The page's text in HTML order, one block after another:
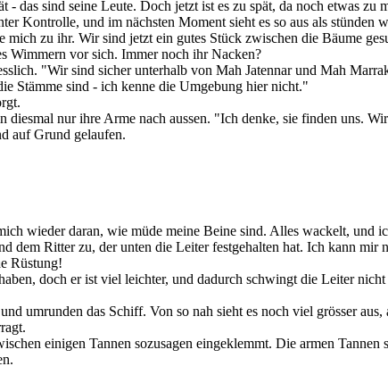
das sind seine Leute. Doch jetzt ist es zu spät, da noch etwas zu
Kontrolle, und im nächsten Moment sieht es so aus als
mich zu ihr. Wir sind jetzt ein gutes Stück zwischen die Bäume
Wimmern vor sich. Immer noch ihr Nacken?
"Wir sind sicher unterhalb von Mah Jatennar und Mah
Stämme sind - ich kenne die Umgebung hier nicht."
diesmal nur ihre Arme nach aussen. "Ich denke, sie finden uns.
auf Grund gelaufen.
wieder daran, wie müde meine Beine sind. Alles wackelt, und
dem Ritter zu, der unten die Leiter festgehalten hat. Ich kann
Rüstung!
doch er ist viel leichter, und dadurch schwingt die Leiter
umrunden das Schiff. Von so nah sieht es noch viel grösser
einigen Tannen sozusagen eingeklemmt. Die armen